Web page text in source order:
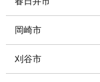
岡崎市
刈谷市